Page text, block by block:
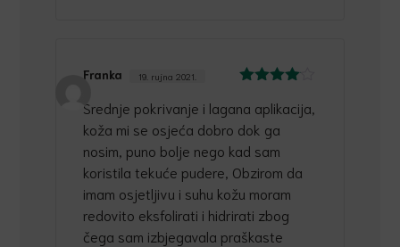
4od 5
Franka 19. rujna 2021.
Srednje pokrivanje i lagana aplikacija,
koža mi se osjeća dobro dok ga
nosim, puno bolje nego kad sam
koristila tekuće pudere, Obzirom da
imam osjetljivu i suhu kožu moram
redovito eksfolirati i hidrirati zbog
čega sam izbjegavala praškaste